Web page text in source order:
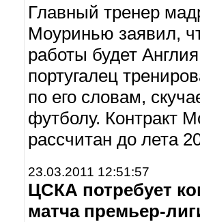
Главный тренер
Моуринью заявил,
работы будет
португалец
по его словам,
футболу. Контракт
рассчитан до лета
23.03.2011 12:51:57
ЦСКА потребует
матча премьер-